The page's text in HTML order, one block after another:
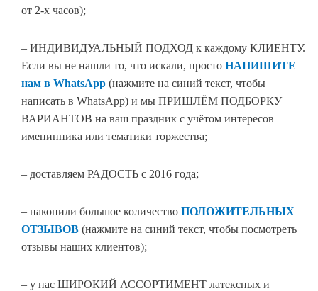
от 2-х часов);
– ИНДИВИДУАЛЬНЫЙ ПОДХОД к каждому КЛИЕНТУ.
Если вы не нашли то, что искали, просто НАПИШИТЕ
нам в WhatsApp (нажмите на синий текст, чтобы
написать в WhatsApp) и мы ПРИШЛЁМ ПОДБОРКУ
ВАРИАНТОВ на ваш праздник с учётом интересов
именинника или тематики торжества;
– доставляем РАДОСТЬ с 2016 года;
– накопили большое количество ПОЛОЖИТЕЛЬНЫХ
ОТЗЫВОВ (нажмите на синий текст, чтобы посмотреть
отзывы наших клиентов);
– у нас ШИРОКИЙ АССОРТИМЕНТ латексных и